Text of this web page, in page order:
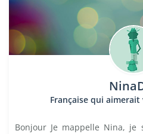
Française qui
Bonjour Je mappelle Nina, je